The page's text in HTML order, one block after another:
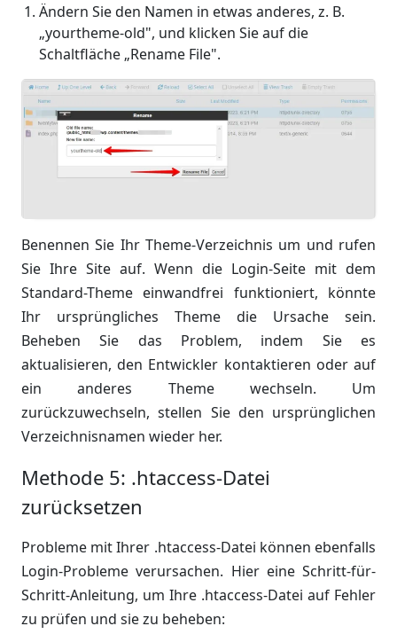
Ändern Sie den Namen in etwas anderes, z. B.
„yourtheme-old", und klicken Sie auf die
Schaltfläche „Rename File".
Benennen Sie Ihr Theme-Verzeichnis um und rufen
Sie Ihre Site auf. Wenn die Login-Seite mit dem
Standard-Theme einwandfrei funktioniert, könnte
Ihr ursprüngliches Theme die Ursache sein.
Beheben Sie das Problem, indem Sie es
aktualisieren, den Entwickler kontaktieren oder auf
ein anderes Theme wechseln. Um
zurückzuwechseln, stellen Sie den ursprünglichen
Verzeichnisnamen wieder her.
Methode 5: .htaccess-Datei
zurücksetzen
Probleme mit Ihrer .htaccess-Datei können ebenfalls
Login-Probleme verursachen. Hier eine Schritt-für-
Schritt-Anleitung, um Ihre .htaccess-Datei auf Fehler
zu prüfen und sie zu beheben: